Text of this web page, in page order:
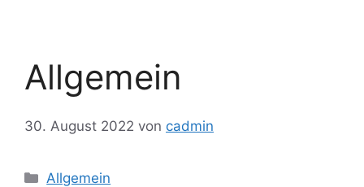
Allgemein
30. August 2022 von cadmin
Kategorien
Allgemein